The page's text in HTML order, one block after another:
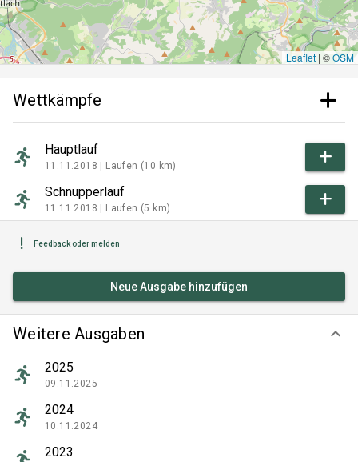
Neue Ausgabe hinzufügen
Weitere Ausgaben keyboard_arrow_down
2025
09.11.2025
2024
10.11.2024
2023
Leaflet | ©OSM
Wettkämpfe
Hauptlauf
11.11.2018 | Laufen (10 km)
Schnupperlauf
11.11.2018 | Laufen (5 km)
Feedback oder melden